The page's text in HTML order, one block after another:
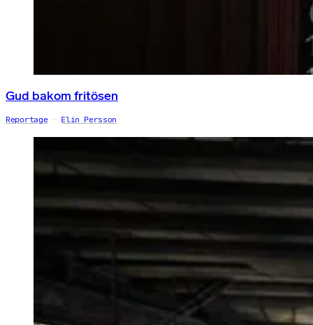
Gud bakom fritösen
Reportage Elin Persson